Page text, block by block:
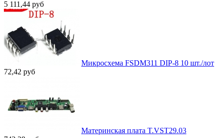
5 111,44 руб
Микросхема FSDM311 DIP-8 10 шт./лот
72,42 руб
Материнская плата T.VST29.03